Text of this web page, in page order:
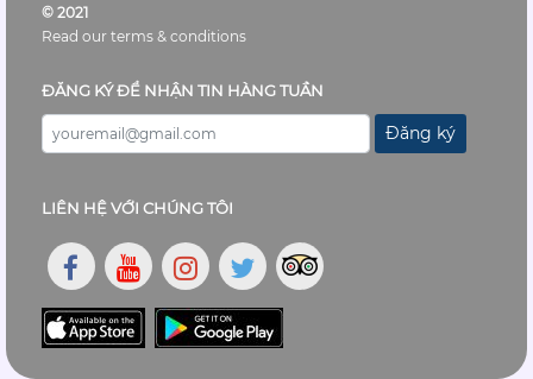
© 2021
Read our terms & conditions
ĐĂNG KÝ ĐỂ NHẬN TIN HÀNG TUẦN
Đăng ký
LIÊN HỆ VỚI CHÚNG TÔI